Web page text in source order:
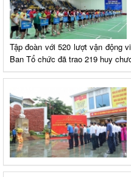
Tập đoàn với 520 lượt vận động
Ban Tổ chức đã trao 219 huy